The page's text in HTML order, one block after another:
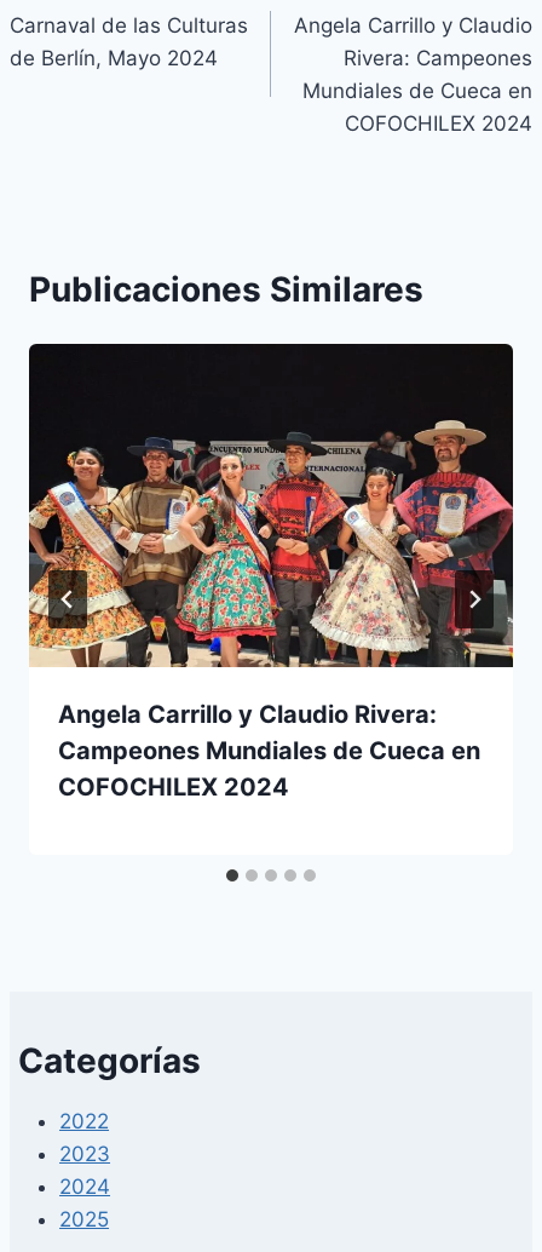
de
Carnaval de las Culturas
de Berlín, Mayo 2024​
Angela Carrillo y Claudio
Rivera: Campeones
Mundiales de Cueca en
COFOCHILEX 2024
Publicaciones Similares
Angela Carrillo y Claudio Rivera:
Campeones Mundiales de Cueca en
COFOCHILEX 2024
Categorías
2022
2023
2024
2025